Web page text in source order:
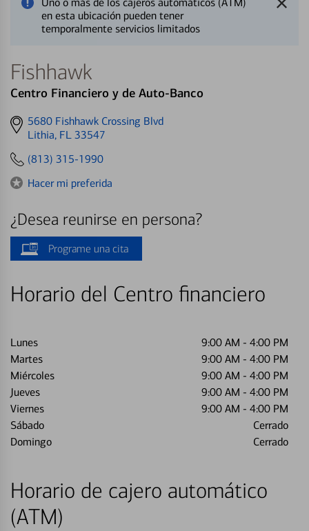
en esta ubicación pueden tener
temporalmente servicios limitados
Fishhawk
Centro Financiero y de Auto-Banco
Get
directions
5680 Fishhawk Crossing Blvd
Lithia, FL 33547
(813) 315-1990
Hacer mi preferida
¿Desea reunirse en persona?
Programe una cita
Horario del Centro financiero
Lunes 9:00 AM - 4:00 PM
Martes
9:00 AM - 4:00 PM
Miércoles
9:00 AM - 4:00 PM
Jueves
9:00 AM - 4:00 PM
Viernes
9:00 AM - 4:00 PM
Sábado
Cerrado
Domingo
Cerrado
Horario de cajero automático
(ATM)